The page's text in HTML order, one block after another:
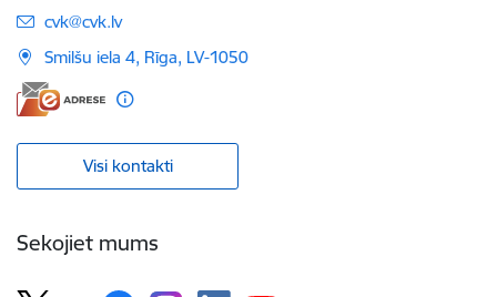
E-pasts:
cvk@cvk.lv
Smilšu iela 4, Rīga, LV-1050
Visi kontakti
Sekojiet mums